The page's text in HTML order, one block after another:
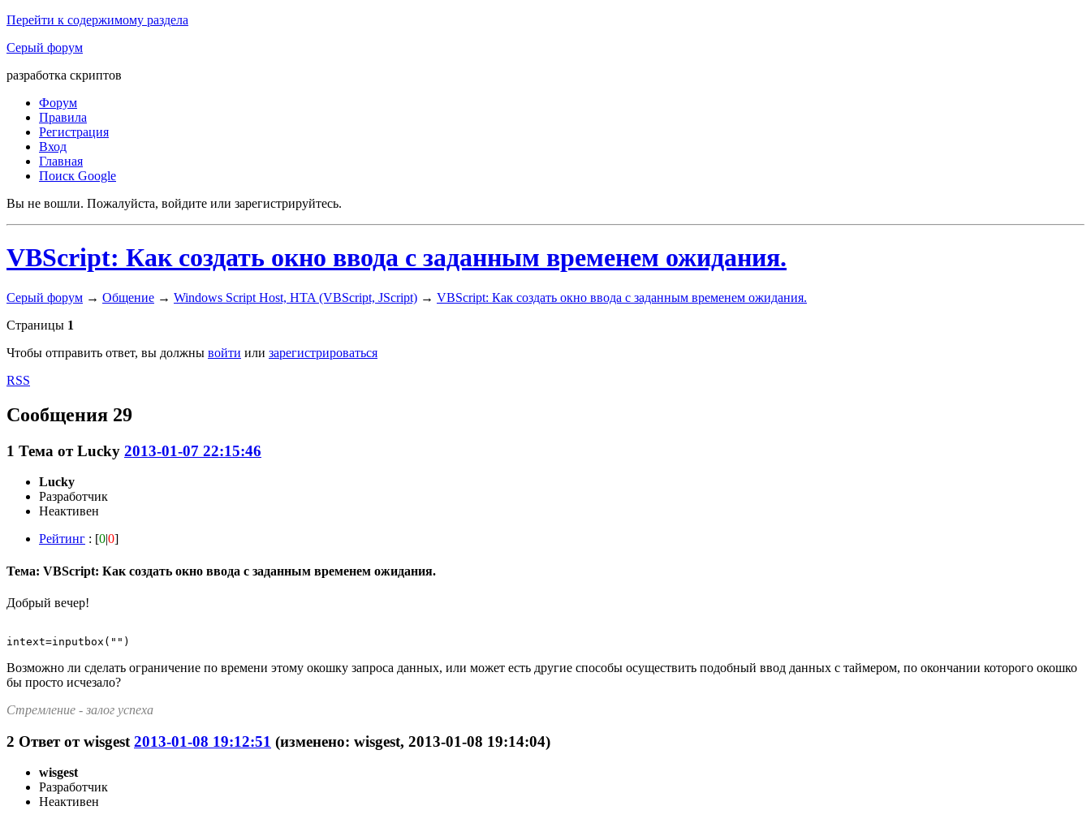
Перейти к содержимому раздела
Серый форум
разработка скриптов
Форум
Правила
Регистрация
Вход
Главная
Поиск Google
Вы не вошли. Пожалуйста, войдите или зарегистрируйтесь.
VBScript: Как создать окно ввода с заданным временем ожидания.
Серый форум → Общение → Windows Script Host, HTA (VBScript, JScript) → VBScript: Как создать окно ввода с заданным временем ожидания.
Страницы 1
Чтобы отправить ответ, вы должны войти или зарегистрироваться
RSS
Сообщения 29
1 Тема отLucky 2013-01-07 22:15:46
Lucky
Разработчик
Неактивен
Рейтинг : [0|0]
Тема: VBScript: Как создать окно ввода с заданным временем ожидания.
Добрый вечер!
Возможно ли сделать ограничение по времени этому окошку запроса данных, или может есть другие способы осуществить подобный ввод данных с таймером, по окончании которого окошко
бы просто исчезало?
Стремление - залог успеха
2 Ответ отwisgest 2013-01-08 19:12:51 (изменено: wisgest, 2013-01-08 19:14:04)
wisgest
Разработчик
Неактивен